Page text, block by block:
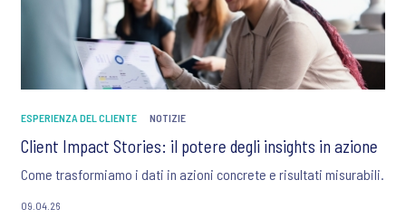
ESPERIENZA DEL CLIENTE NOTIZIE
Client Impact Stories: il potere degli insights in azione
Come trasformiamo i dati in azioni concrete e risultati misurabili.
09.04.26